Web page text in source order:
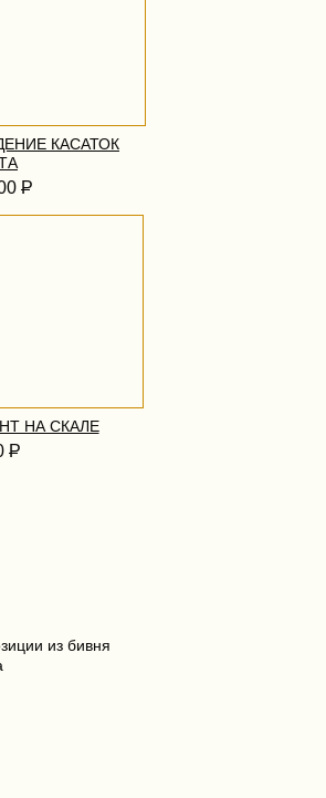
КАСАТОК
Р
НА СКАЛЕ
Р